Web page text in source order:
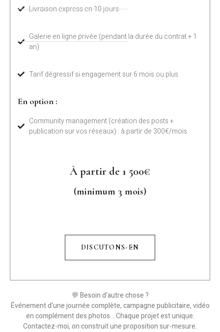
Livraison express en 10 jours
Galerie en ligne privée (pendant la durée du contrat + 1
an)
Tarif dégressif si engagement sur 6 mois ou plus
En option :
Community management (création des posts +
publication sur vos réseaux) : à partir de 300€/mois
À partir de 1 500€
(minimum 3 mois)
DISCUTONS-EN
💬Besoin d’autre chose ?
Événement d’une journée complète, campagne publicitaire, vidéo
en complément des photos… Chaque projet est unique.
Contactez-moi, on construit une proposition sur-mesure.